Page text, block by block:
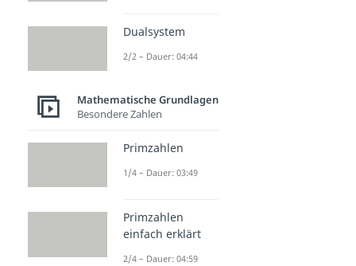
Dualsystem
2/2 – Dauer: 04:44
Mathematische Grundlagen
Besondere Zahlen
Primzahlen
1/4 – Dauer: 03:49
Primzahlen
einfach erklärt
2/4 – Dauer: 04:59